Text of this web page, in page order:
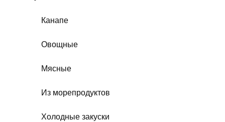
Канапе
Овощные
Мясные
Из морепродуктов
Холодные закуски